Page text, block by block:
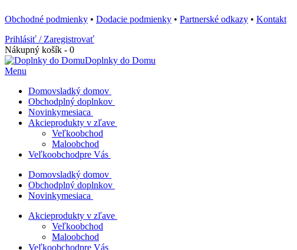
Obchodné podmienky • Dodacie podmienky • Partnerské odkazy • Kontakt
Prihlásiť / Zaregistrovať
Nákupný košík - 0
Doplnky do Domu
Menu
Domovsladký domov
Obchodplný doplnkov
Novinkymesiaca
Akcieprodukty v zľave
Veľkoobchod
Maloobchod
Veľkoobchodpre Vás
Domovsladký domov
Obchodplný doplnkov
Novinkymesiaca
Akcieprodukty v zľave
Veľkoobchod
Maloobchod
Veľkoobchodpre Vás